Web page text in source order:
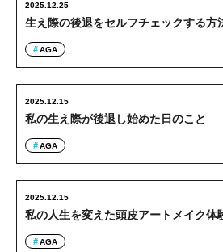
生え際の後退をセルフチェックする方
2025.12.25
AGA
私の生え際が後退し始めた日のこと
2025.12.15
AGA
私の人生を変えた頭皮アートメイク体
2025.12.15
AGA